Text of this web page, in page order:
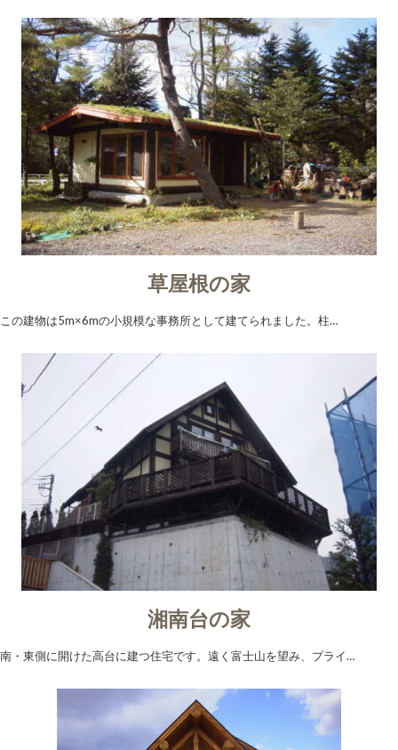
草屋根の家
この建物は5m×6mの小規模な事務所として建てられました。柱…
湘南台の家
南・東側に開けた高台に建つ住宅です。遠く富士山を望み、プライ…